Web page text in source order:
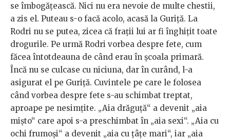
se îmbogățească. Nici nu era nevoie de multe chestii,
a zis el. Puteau s-o facă acolo, acasă la Guriță. La
Rodri nu se putea, zicea că frații lui ar fi înghițit toate
drogurile. Pe urmă Rodri vorbea despre fete, cum
făcea întotdeauna de când erau în școala primară.
Încă nu se culcase cu niciuna, dar în curând, l-a
asigurat el pe Guriță. Cuvintele pe care le folosea
când vorbea despre fete s-au schimbat treptat,
aproape pe nesimțite. „Aia drăguță“ a devenit „aia
mișto“ care apoi s-a preschimbat în „aia sexi“. „Aia cu
ochi frumoși“ a devenit „aia cu țâțe mari“, iar „aia